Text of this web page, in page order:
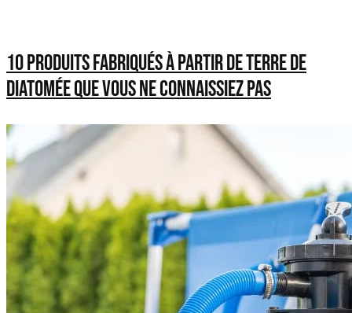
10 produits fabriqués à partir de terre de
diatomée que vous ne connaissiez pas